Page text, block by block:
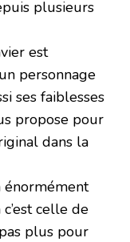
plusieurs
est
personnage
ses faiblesses
propose pour
dans la
énormément
celle de
plus pour